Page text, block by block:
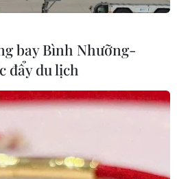
bay Bình Nhưỡng-
đẩy du lịch